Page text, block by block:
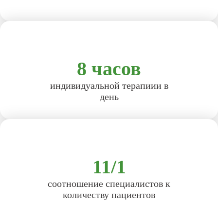
8 часов
индивидуальной терапиии в
день
11/1
соотношение специалистов к
количеству пациентов